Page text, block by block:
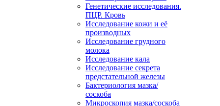
Генетические исследования.
ПЦР. Кровь
Исследование кожи и её
производных
Исследование грудного
молока
Исследование кала
Исследование секрета
предстательной железы
Бактериология мазка/
соскоба
Микроскопия мазка/соскоба